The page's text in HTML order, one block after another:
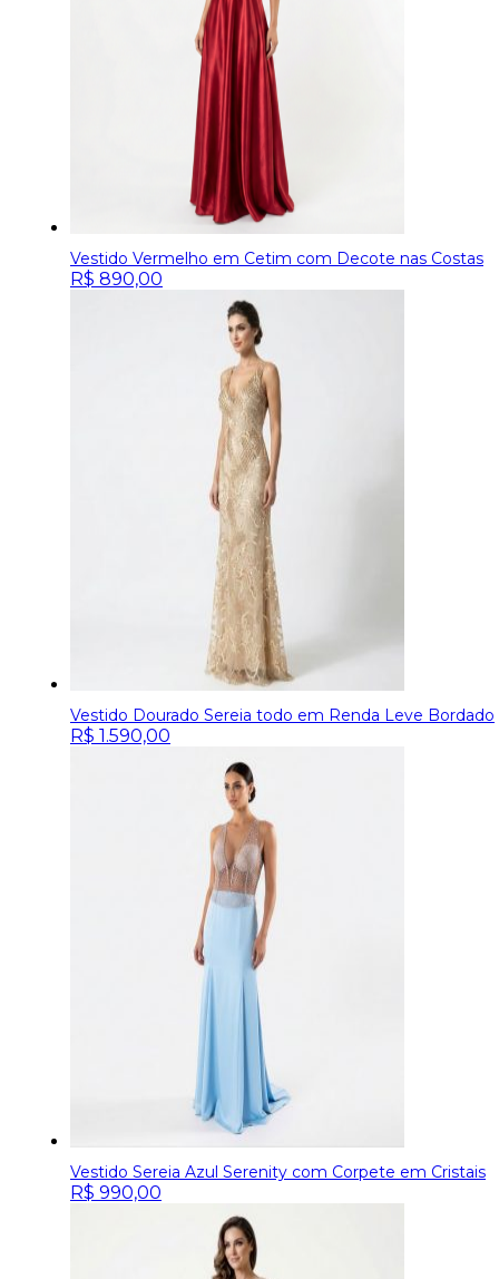
Vestido Vermelho em Cetim com Decote nas Costas
R$ 890,00
Vestido Dourado Sereia todo em Renda Leve Bordado
R$ 1.590,00
Vestido Sereia Azul Serenity com Corpete em Cristais
R$ 990,00